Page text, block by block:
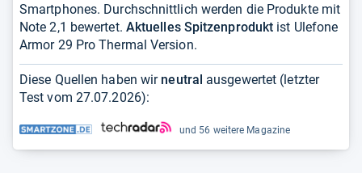
sich
mit
Smartphones. Durchschnittlich werden die Produkte mit
Note 2,1 bewertet. Aktuelles Spitzenprodukt ist Ulefone
Armor 29 Pro Thermal Version.
Diese Quellen haben wir neutral ausgewertet (letzter
Test vom 27.07.2026):
und 56 weitere Magazine